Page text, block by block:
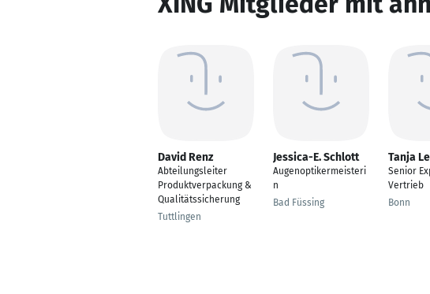
David Renz
Abteilungsleiter
Produktverpackung &
Qualitätssicherung
Tuttlingen
Jessica-E. Schlott
Augenoptikermeisteri
n
Bad Füssing
Tanja
Senior
Vertrieb
Bonn